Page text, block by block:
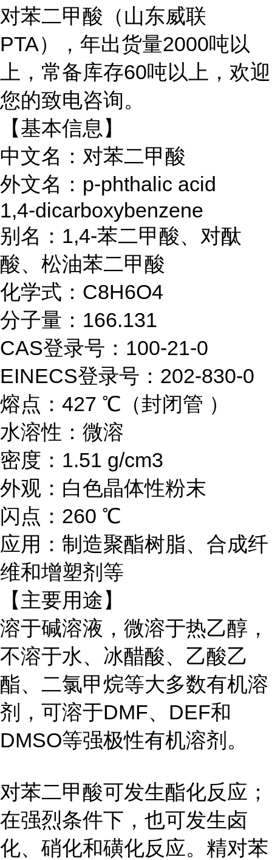
对苯二甲酸（山东威联
PTA），年出货量2000吨以
上，常备库存60吨以上，欢迎
您的致电咨询。
【基本信息】
中文名：对苯二甲酸
外文名：p-phthalic acid
1,4-dicarboxybenzene
别名：1,4-苯二甲酸、对酞
酸、松油苯二甲酸
化学式：C8H6O4
分子量：166.131
CAS登录号：100-21-0
EINECS登录号：202-830-0
熔点：427 ℃（封闭管 ）
水溶性：微溶
密度：1.51 g/cm3
外观：白色晶体性粉末
闪点：260 ℃
应用：制造聚酯树脂、合成纤
维和增塑剂等
【主要用途】
溶于碱溶液，微溶于热乙醇，
不溶于水、冰醋酸、乙酸乙
酯、二氯甲烷等大多数有机溶
剂，可溶于DMF、DEF和
DMSO等强极性有机溶剂。
对苯二甲酸可发生酯化反应；
在强烈条件下，也可发生卤
化、硝化和磺化反应。精对苯